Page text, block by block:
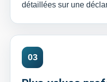
détaillées sur une
03